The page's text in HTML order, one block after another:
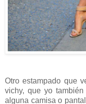
Otro estampado que
vichy, que yo
alguna camisa o